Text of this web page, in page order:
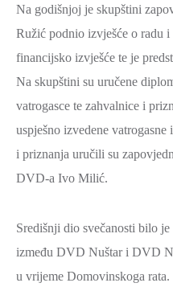
Na godišnjoj je skupštini
Ružić podnio izvješće o radu
financijsko izvješće te je
Na skupštini su uručene
vatrogasce te zahvalnice i
uspješno izvedene
i priznanja uručili su
DVD-a Ivo Milić.
Središnji dio svečanosti bilo
između DVD Nuštar i DVD
u vrijeme Domovinskoga rata.